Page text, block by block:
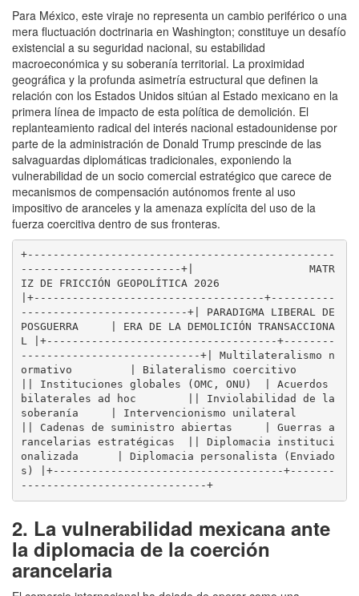
Para México, este viraje no representa un cambio periférico o una
mera fluctuación doctrinaria en Washington; constituye un desafío
existencial a su seguridad nacional, su estabilidad
macroeconómica y su soberanía territorial. La proximidad
geográfica y la profunda asimetría estructural que definen la
relación con los Estados Unidos sitúan al Estado mexicano en la
primera línea de impacto de esta política de demolición. El
replanteamiento radical del interés nacional estadounidense por
parte de la administración de Donald Trump prescinde de las
salvaguardas diplomáticas tradicionales, exponiendo la
vulnerabilidad de un socio comercial estratégico que carece de
mecanismos de compensación autónomos frente al uso
impositivo de aranceles y la amenaza explícita del uso de la
fuerza coercitiva dentro de sus fronteras.
+------------------------------------------------
-------------------------+|                  MATR
IZ DE FRICCIÓN GEOPOLÍTICA 2026
|+------------------------------------+----------
--------------------------+| PARADIGMA LIBERAL DE
POSGUERRA     | ERA DE LA DEMOLICIÓN TRANSACCIONA
L |+------------------------------------+--------
----------------------------+| Multilateralismo n
ormativo         | Bilateralismo coercitivo
|| Instituciones globales (OMC, ONU)  | Acuerdos
bilaterales ad hoc        || Inviolabilidad de la
soberanía     | Intervencionismo unilateral
|| Cadenas de suministro abiertas     | Guerras a
rancelarias estratégicas  || Diplomacia instituci
onalizada      | Diplomacia personalista (Enviado
s) |+------------------------------------+-------
-----------------------------+
2. La vulnerabilidad mexicana ante
la diplomacia de la coerción
arancelaria